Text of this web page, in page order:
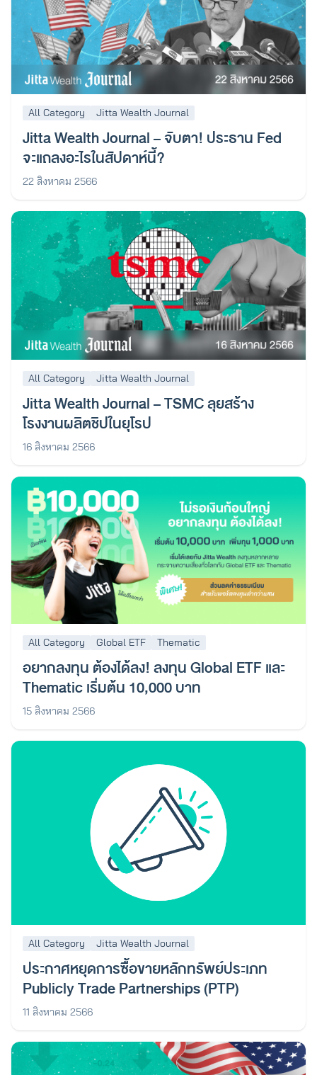
All Category Jitta Wealth Journal
Jitta Wealth Journal – จับตา! ประธาน Fed
จะแถลงอะไรในสัปดาห์นี้?
22 สิงหาคม 2566
All Category Jitta Wealth Journal
Jitta Wealth Journal – TSMC ลุยสร้าง
โรงงานผลิตชิปในยุโรป
16 สิงหาคม 2566
All Category Global ETF Thematic
อยากลงทุน ต้องได้ลง! ลงทุน Global ETF และ
Thematic เริ่มต้น 10,000 บาท
15 สิงหาคม 2566
All Category Jitta Wealth Journal
ประกาศหยุดการซื้อขายหลักทรัพย์ประเภท
Publicly Trade Partnerships (PTP)
11 สิงหาคม 2566